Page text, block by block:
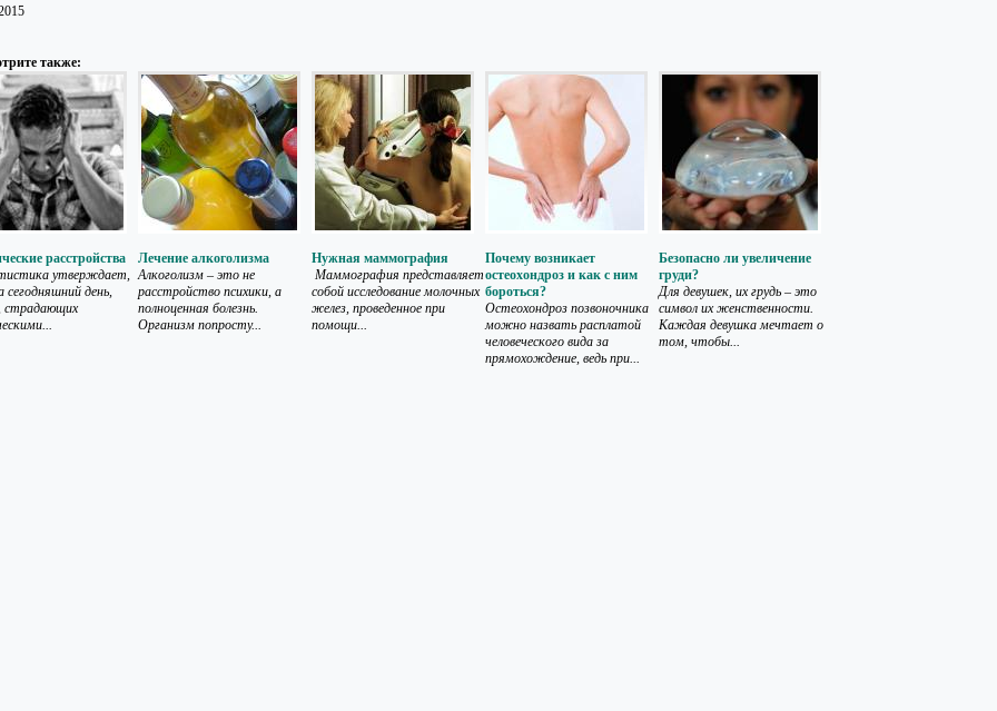
также:
расстройства
утверждает,
сегодняшний день,
страдающих
Лечение алкоголизма
Алкоголизм – это не
расстройство психики, а
полноценная болезнь.
Организм попросту...
Нужная маммография
Маммография представляет
собой исследование молочных
желез, проведенное при
помощи...
Почему возникает
остеохондроз и как с ним
бороться?
Остеохондроз позвоночника
можно назвать расплатой
человеческого вида за
прямохождение, ведь при...
Безопасно ли увеличение
груди?
Для девушек, их грудь – это
символ их женственности.
Каждая девушка мечтает о
том, чтобы...